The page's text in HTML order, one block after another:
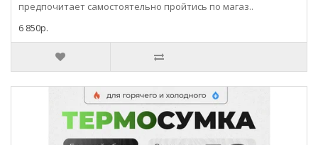
предпочитает самостоятельно пройтись по магаз..
6 850р.